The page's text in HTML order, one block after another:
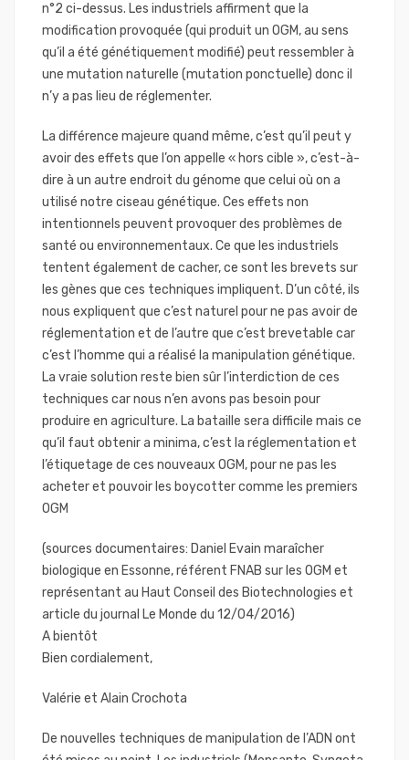
n°2 ci-dessus. Les industriels affirment que la
modification provoquée (qui produit un OGM, au sens
qu’il a été génétiquement modifié) peut ressembler à
une mutation naturelle (mutation ponctuelle) donc il
n’y a pas lieu de réglementer.
La différence majeure quand même, c’est qu’il peut y
avoir des effets que l’on appelle « hors cible », c’est-à-
dire à un autre endroit du génome que celui où on a
utilisé notre ciseau génétique. Ces effets non
intentionnels peuvent provoquer des problèmes de
santé ou environnementaux. Ce que les industriels
tentent également de cacher, ce sont les brevets sur
les gènes que ces techniques impliquent. D’un côté, ils
nous expliquent que c’est naturel pour ne pas avoir de
réglementation et de l’autre que c’est brevetable car
c’est l’homme qui a réalisé la manipulation génétique.
La vraie solution reste bien sûr l’interdiction de ces
techniques car nous n’en avons pas besoin pour
produire en agriculture. La bataille sera difficile mais ce
qu’il faut obtenir a minima, c’est la réglementation et
l’étiquetage de ces nouveaux OGM, pour ne pas les
acheter et pouvoir les boycotter comme les premiers
OGM
(sources documentaires: Daniel Evain maraîcher
biologique en Essonne, référent FNAB sur les OGM et
représentant au Haut Conseil des Biotechnologies et
article du journal Le Monde du 12/04/2016)
A bientôt
Bien cordialement,
Valérie et Alain Crochota
De nouvelles techniques de manipulation de l’ADN ont